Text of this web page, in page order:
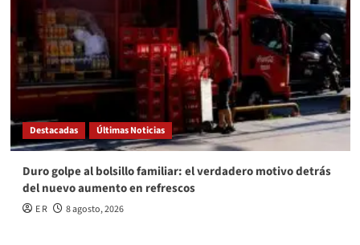
Destacadas Últimas Noticias
Duro golpe al bolsillo familiar: el verdadero motivo detrás
del nuevo aumento en refrescos
E R 8 agosto, 2026